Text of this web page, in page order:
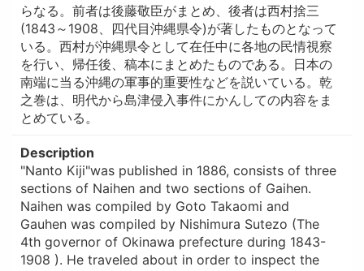
らなる。前者は後藤敬臣がまとめ、後者は西村捨三
(1843～1908、四代目沖縄県令)が著したものとなって
いる。西村が沖縄県令として在任中に各地の民情視察
を行い、帰任後、稿本にまとめたものである。日本の
南端に当る沖縄の軍事的重要性などを説いている。乾
之巻は、明代から島津侵入事件にかんしての内容をま
とめている。
Description
"Nanto Kiji"was published in 1886, consists of three
sections of Naihen and two sections of Gaihen.
Naihen was compiled by Goto Takaomi and
Gauhen was compiled by Nishimura Sutezo (The
4th governor of Okinawa prefecture during 1843-
1908 ). He traveled about in order to inspect the